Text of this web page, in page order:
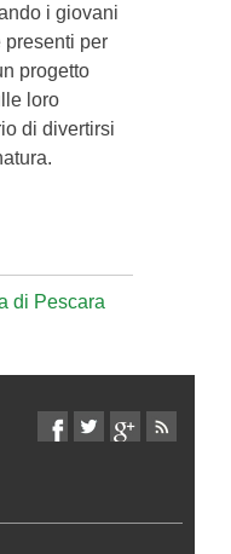
i giovani
presenti per
progetto
loro
di divertirsi
di Pescara